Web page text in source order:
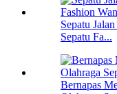
Sepatu
Sepatu Fa...
Bernapas